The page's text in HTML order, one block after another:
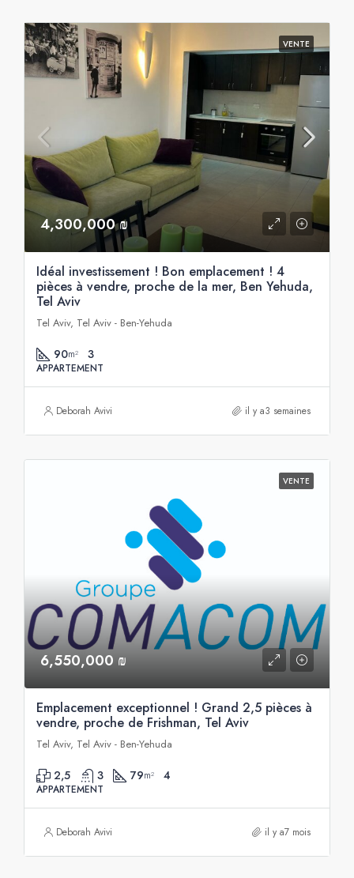
VENTE
4,300,000 ₪
Idéal investissement ! Bon emplacement ! 4
pièces à vendre, proche de la mer, Ben Yehuda,
Tel Aviv
Tel Aviv, Tel Aviv - Ben-Yehuda
90m² 3
APPARTEMENT
Deborah Avivi il y a3 semaines
VENTE
6,550,000 ₪
Emplacement exceptionnel ! Grand 2,5 pièces à
vendre, proche de Frishman, Tel Aviv
Tel Aviv, Tel Aviv - Ben-Yehuda
2,5 3 79m² 4
APPARTEMENT
Deborah Avivi il y a7 mois